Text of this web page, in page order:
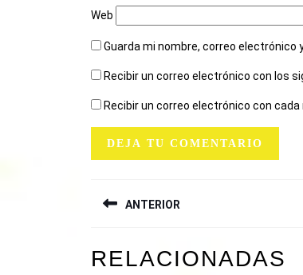
Web
Guarda mi nombre, correo electrónico
Recibir un correo electrónico con los
Recibir un correo electrónico con cada
DE
ENTRADAS
ANTERIOR
anterior:
RELACIONADAS